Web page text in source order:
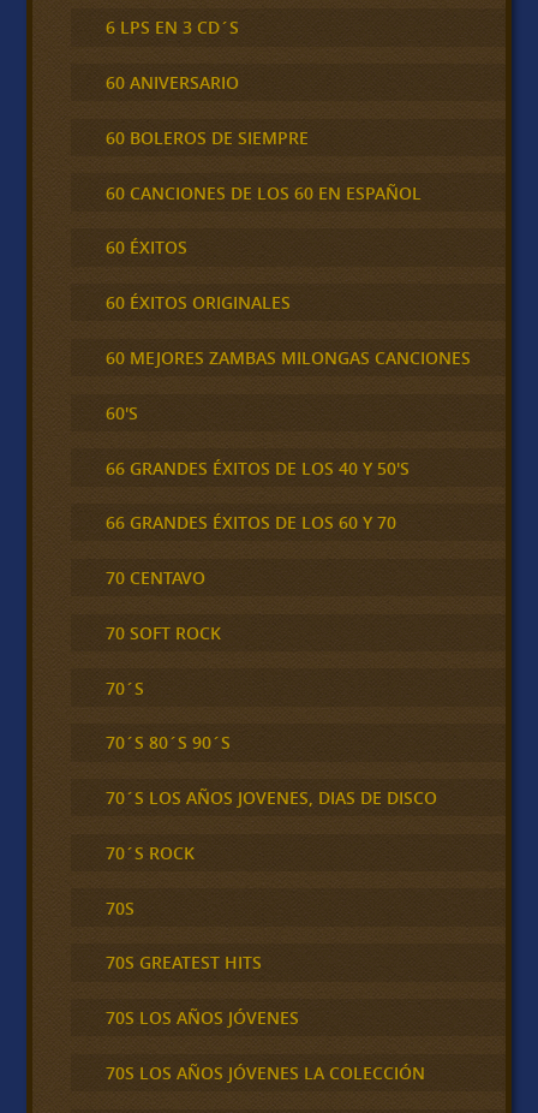
6 LPS EN 3 CD´S
60 ANIVERSARIO
60 BOLEROS DE SIEMPRE
60 CANCIONES DE LOS 60 EN ESPAÑOL
60 ÉXITOS
60 ÉXITOS ORIGINALES
60 MEJORES ZAMBAS MILONGAS CANCIONES
60'S
66 GRANDES ÉXITOS DE LOS 40 Y 50'S
66 GRANDES ÉXITOS DE LOS 60 Y 70
70 CENTAVO
70 SOFT ROCK
70´S
70´S 80´S 90´S
70´S LOS AÑOS JOVENES, DIAS DE DISCO
70´S ROCK
70S
70S GREATEST HITS
70S LOS AÑOS JÓVENES
70S LOS AÑOS JÓVENES LA COLECCIÓN